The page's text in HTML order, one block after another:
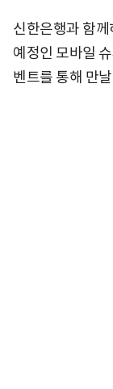
신한은행과 함께
예정인 모바일
벤트를 통해 만